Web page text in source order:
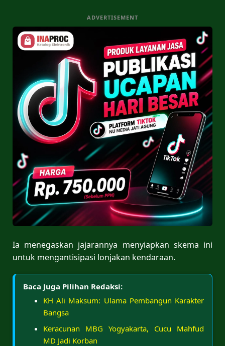
ADVERTISEMENT
Ia menegaskan jajarannya menyiapkan skema ini
untuk mengantisipasi lonjakan kendaraan.
Baca Juga Pilihan Redaksi:
KH Ali Maksum: Ulama Pembangun Karakter
Bangsa
Keracunan MBG Yogyakarta, Cucu Mahfud
MD Jadi Korban